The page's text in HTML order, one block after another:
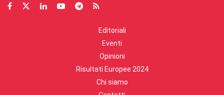
Editoriali
Eventi
Opinioni
Risultati Europee 2024
Chi siamo